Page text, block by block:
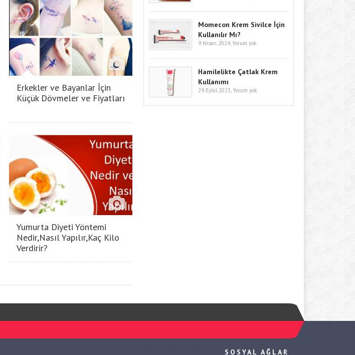
Erkekler ve Bayanlar İçin
Küçük Dövmeler ve Fiyatları
Yumurta Diyeti Yöntemi
Nedir,Nasıl Yapılır,Kaç Kilo
Verdirir?
Momecon Krem Sivilce İçin
Kullanılır Mı?
9 Nisan 2024, Yorum yok
Hamilelikte Çatlak Krem
Kullanımı
29 Eylül 2023, Yorum yok
SOSYAL AĞLAR